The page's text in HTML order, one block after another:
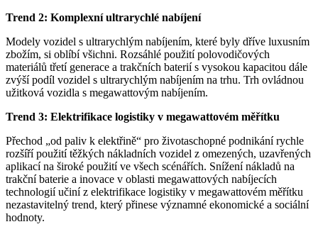
Trend 2: Komplexní ultrarychlé nabíjení
Modely vozidel s ultrarychlým nabíjením, které byly dříve luxusním
zbožím, si oblíbí všichni. Rozsáhlé použití polovodičových
materiálů třetí generace a trakčních baterií s vysokou kapacitou dále
zvýší podíl vozidel s ultrarychlým nabíjením na trhu. Trh ovládnou
užitková vozidla s megawattovým nabíjením.
Trend 3: Elektrifikace logistiky v megawattovém měřítku
Přechod „od paliv k elektřině“ pro životaschopné podnikání rychle
rozšíří použití těžkých nákladních vozidel z omezených, uzavřených
aplikací na široké použití ve všech scénářích. Snížení nákladů na
trakční baterie a inovace v oblasti megawattových nabíjecích
technologií učiní z elektrifikace logistiky v megawattovém měřítku
nezastavitelný trend, který přinese významné ekonomické a sociální
hodnoty.